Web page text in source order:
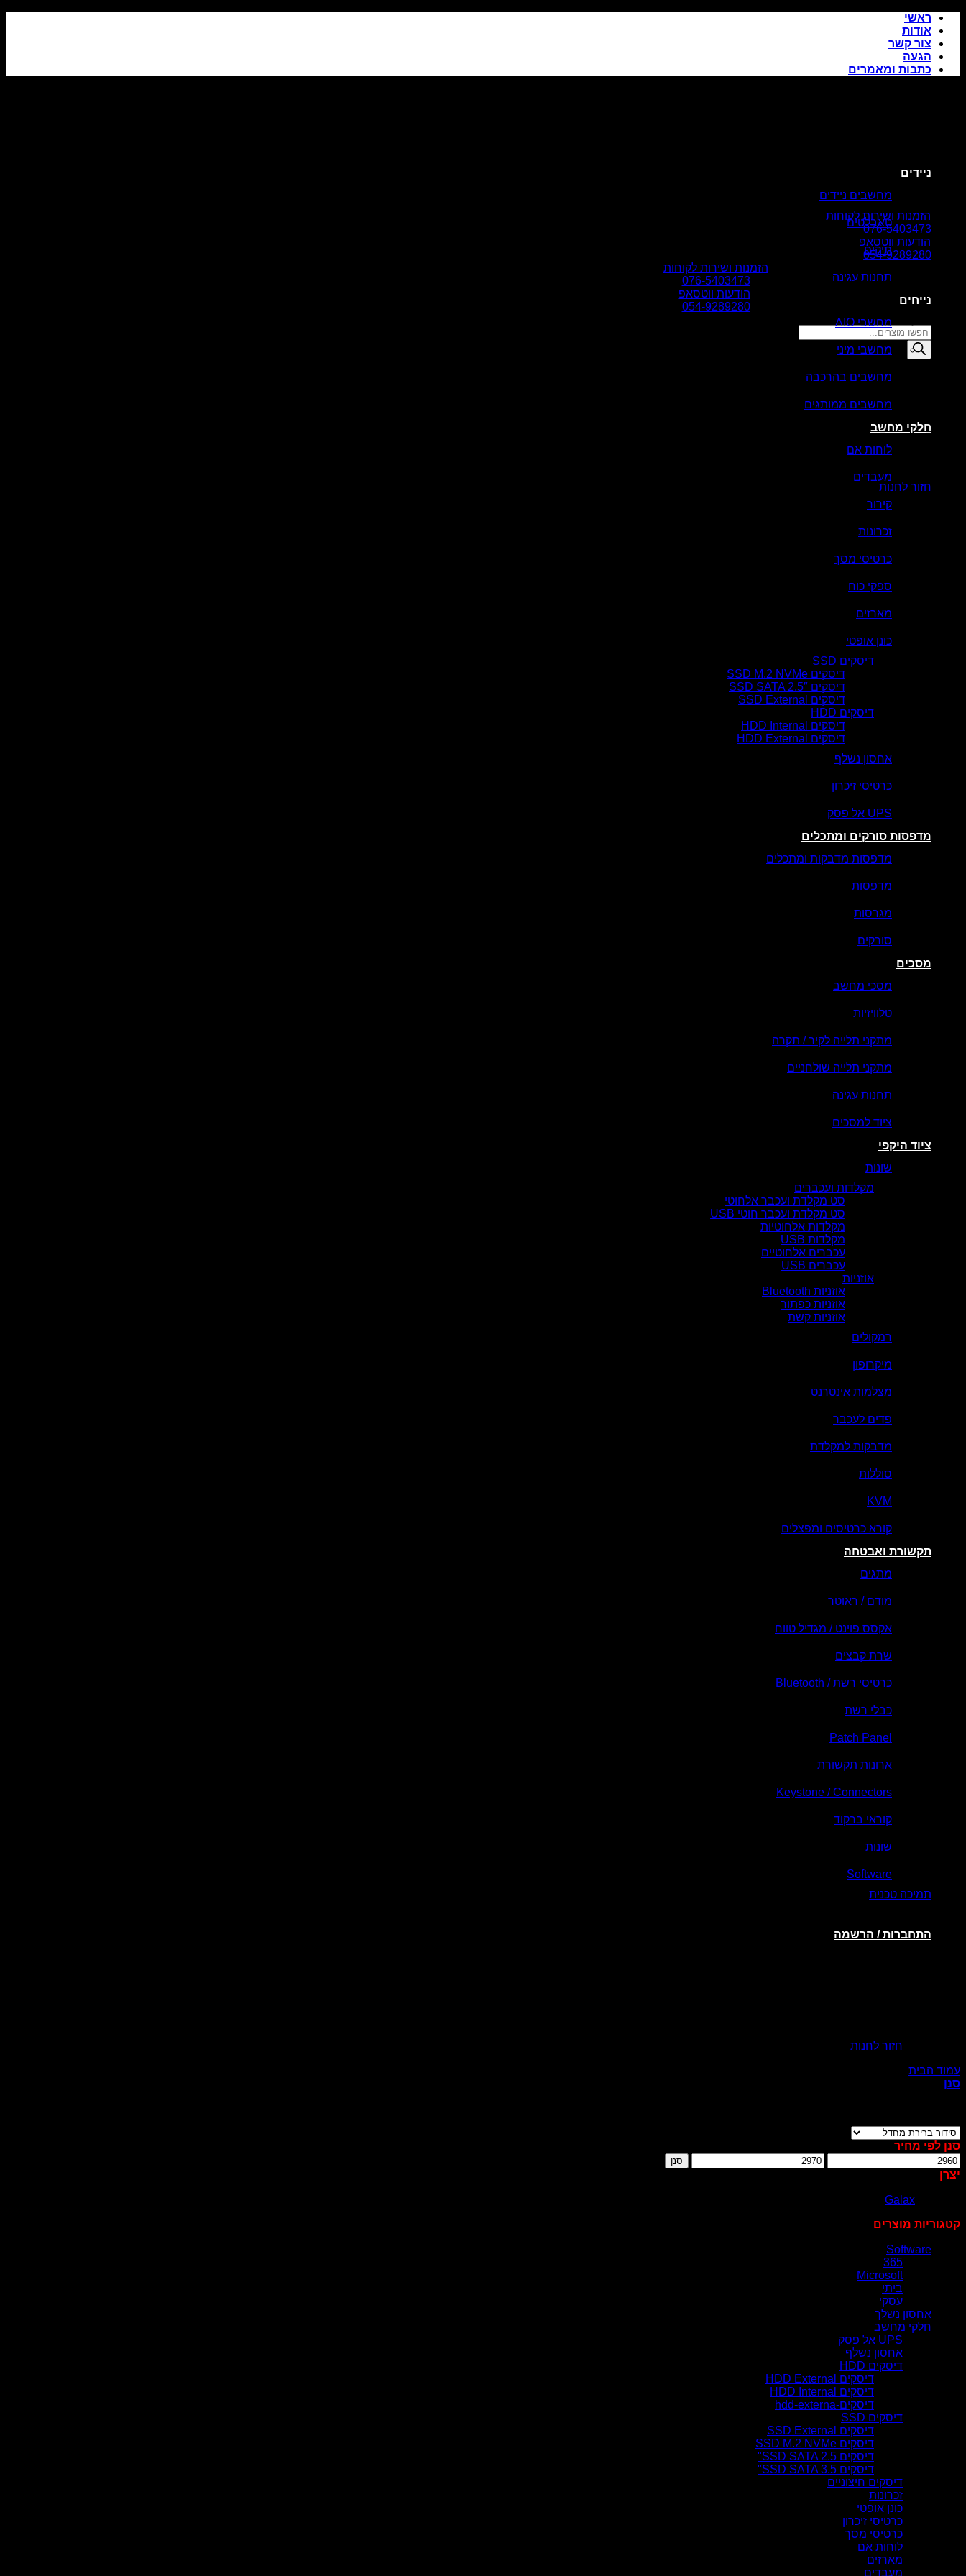
Skip
content
ראשי
אודות
צור קשר
הגעה
כתבות ומאמרים
הזמנות ושירות לקוחות
076-5403473
הודעות ווטסאפ
054-9289280
הזמנות ושירות לקוחות
076-5403473
הודעות ווטסאפ
054-9289280
Products
search
סל קניות
חזור לחנות
ניידים
מחשבים ניידים
טאבלטים
תיקים
תחנות עגינה
נייחים
מחשבי AIO
מחשבי מיני
מחשבים בהרכבה
מחשבים ממותגים
חלקי מחשב
לוחות אם
מעבדים
קירור
זכרונות
כרטיסי מסך
ספקי כוח
מארזים
כונן אופטי
דיסקים SSD
דיסקים SSD M.2 NVMe
דיסקים SSD SATA 2.5″
דיסקים SSD External
דיסקים HDD
דיסקים HDD Internal
דיסקים HDD External
אחסון נשלף
כרטיסי זיכרון
UPS אל פסק
מדפסות סורקים ומתכלים
מדפסות מדבקות ומתכלים
מדפסות
מגרסות
סורקים
מסכים
מסכי מחשב
טלוויזיות
מתקני תלייה לקיר / תקרה
מתקני תלייה שולחניים
תחנות עגינה
ציוד למסכים
ציוד היקפי
שונות
מקלדות ועכברים
סט מקלדת ועכבר אלחוטי
סט מקלדת ועכבר חוטי USB
מקלדות אלחוטיות
מקלדות USB
עכברים אלחוטיים
עכברים USB
אוזניות
אוזניות Bluetooth
אוזניות כפתור
אוזניות קשת
רמקולים
מיקרופון
מצלמות אינטרנט
פדים לעכבר
מדבקות למקלדת
סוללות
KVM
קורא כרטיסים ומפצלים
תקשורת ואבטחה
מתגים
מודם / ראוטר
אקסס פוינט / מגדיל טווח
שרת קבצים
כרטיסי רשת / Bluetooth
כבלי רשת
Patch Panel
ארונות תקשורת
Keystone / Connectors
קוראי ברקוד
שונות
Software
תמיכה טכנית
התחברות / הרשמה
חזור לחנות
עמוד הבית
סנן
סנן לפי מחיר
מחיר
מינימלי
מחיר
מקסימלי
סנן
יצרן
Galax
קטגוריות מוצרים
Software
365
Microsoft
ביתי
עסקי
אחסון נשלך
חלקי מחשב
UPS אל פסק
אחסון נשלף
דיסקים HDD
דיסקים HDD External
דיסקים HDD Internal
דיסקים-hdd-externa
דיסקים SSD
דיסקים SSD External
דיסקים SSD M.2 NVMe
דיסקים SSD SATA 2.5"
דיסקים SSD SATA 3.5"
דיסקים חיצוניים
זכרונות
כונן אופטי
כרטיסי זיכרון
כרטיסי מסך
לוחות אם
מארזים
מעבדים